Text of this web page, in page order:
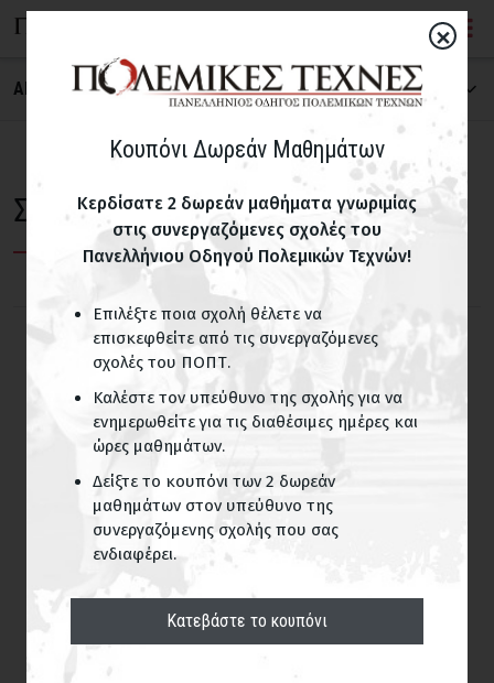
ΑΝΑΖΗΤΗΣΗ ΣΧΟΛΗΣ
ΠΑΙΔΙΚΑ ΤΜΗΜΑΤΑ
Σχολές με παιδικά τμήματα
ΟΝΟΜΑ ΣΧΟΛΗΣ
ΕΥΡΕΣΗ
Σχολές Αϊκίντο
×
Κουπόνι Δωρεάν Μαθημάτων
Κερδίσατε 2 δωρεάν μαθήματα γνωριμίας
στις συνεργαζόμενες σχολές του
Πανελλήνιου Οδηγού Πολεμικών Τεχνών!
Επιλέξτε ποια σχολή θέλετε να
επισκεφθείτε από τις συνεργαζόμενες
σχολές του ΠΟΠΤ.
Καλέστε τον υπεύθυνο της σχολής για να
ενημερωθείτε για τις διαθέσιμες ημέρες και
ώρες μαθημάτων.
Δείξτε το κουπόνι των 2 δωρεάν
μαθημάτων στον υπεύθυνο της
συνεργαζόμενης σχολής που σας
ενδιαφέρει.
Κατεβάστε το κουπόνι